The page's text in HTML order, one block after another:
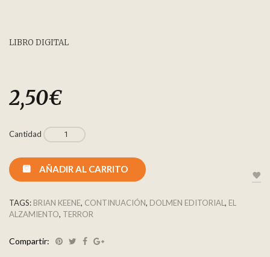
LIBRO DIGITAL
2,50€
Cantidad
AÑADIR AL CARRITO
TAGS: BRIAN KEENE, CONTINUACIÓN, DOLMEN EDITORIAL , EL
ALZAMIENTO, TERROR
Compartir: